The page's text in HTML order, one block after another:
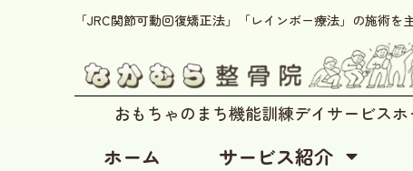
「JRC関節可動回復矯正法」「レインボー療法」の施術
おもちゃのまち機能訓練デイサービスホ
ホーム サービス紹介